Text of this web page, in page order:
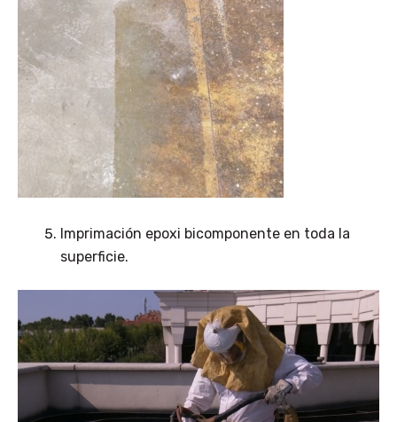
Imprimación epoxi bicomponente en toda la
superficie.